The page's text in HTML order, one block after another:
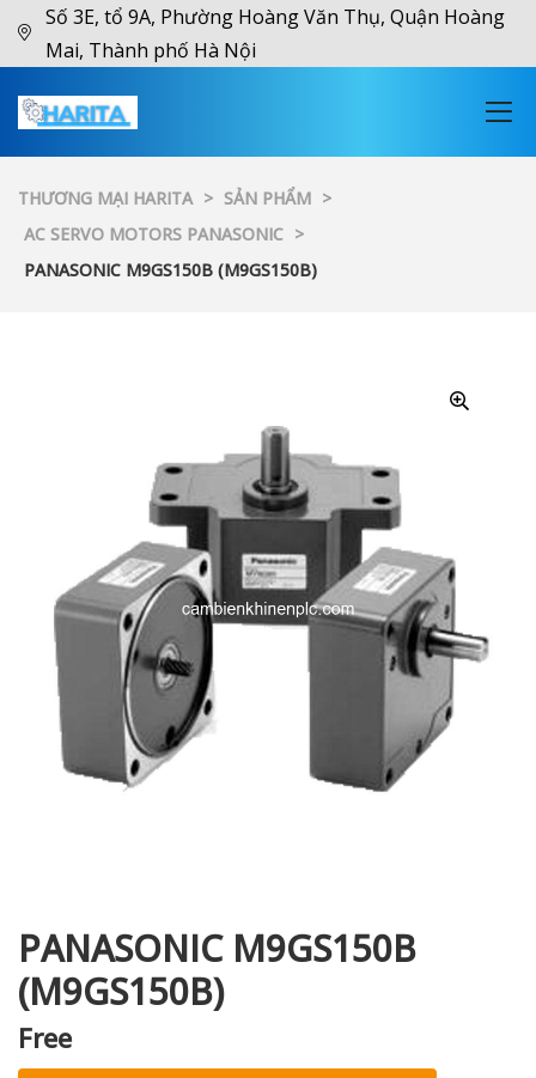
Số 3E, tổ 9A, Phường Hoàng Văn Thụ, Quận Hoàng
Mai, Thành phố Hà Nội
THƯƠNG MẠI HARITA > SẢN PHẨM >
AC SERVO MOTORS PANASONIC >
PANASONIC M9GS150B (M9GS150B)
PANASONIC M9GS150B
(M9GS150B)
Free